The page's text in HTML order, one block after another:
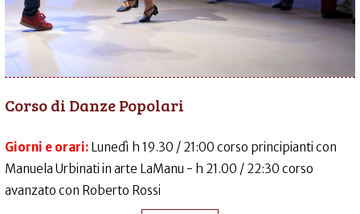
Corso di Danze Popolari
Giorni e orari: Lunedì h 19.30 / 21:00 corso principianti con
Manuela Urbinati in arte LaManu - h 21.00 / 22:30 corso
avanzato con Roberto Rossi